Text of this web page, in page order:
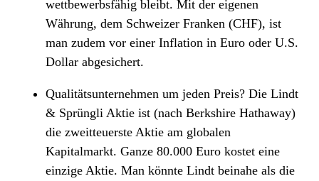
wettbewerbsfähig bleibt. Mit der eigenen
Währung, dem Schweizer Franken (CHF), ist
man zudem vor einer Inflation in Euro oder U.S.
Dollar abgesichert.
Qualitätsunternehmen um jeden Preis? Die Lindt
& Sprüngli Aktie ist (nach Berkshire Hathaway)
die zweitteuerste Aktie am globalen
Kapitalmarkt. Ganze 80.000 Euro kostet eine
einzige Aktie. Man könnte Lindt beinahe als die